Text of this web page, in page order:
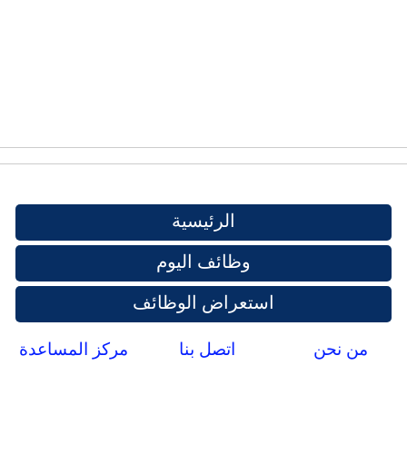
الرئيسية
وظائف اليوم
استعراض الوظائف
من نحن اتصل بنا مركز المساعدة